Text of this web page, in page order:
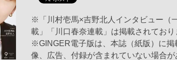
※「川村壱馬×吉野北人インタビュー（
載」「川口春奈連載」は掲載されており
※GINGER電子版は、本誌（紙版）に
像、広告、付録が含まれていない場合